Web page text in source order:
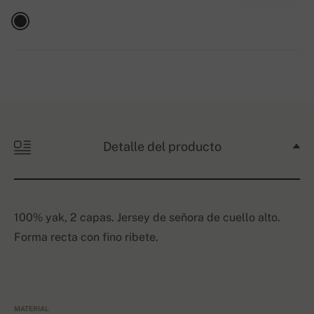
Detalle del producto
100% yak, 2 capas. Jersey de señora de cuello alto.
Forma recta con fino ribete.
MATERIAL